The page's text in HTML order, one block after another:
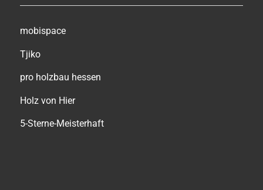
mobispace
Tjiko
pro holzbau hessen
Holz von Hier
5-Sterne-Meisterhaft